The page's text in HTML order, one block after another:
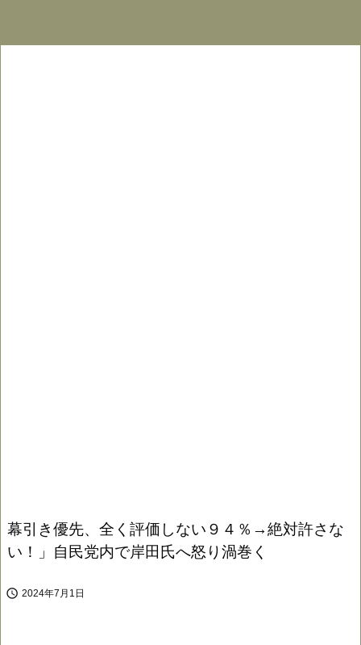
幕引き優先、全く評価しない９４％→絶対許さな
い！」自民党内で岸田氏へ怒り渦巻く
 2024年7月1日